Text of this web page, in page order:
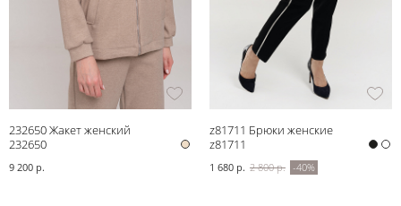
232650 Жакет женский
232650
9 200 р.
z81711 Брюки женские
z81711
1 680 р. 2 800 р. -40%